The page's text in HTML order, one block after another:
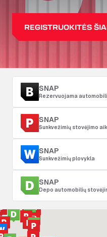
REGISTRUOKITĖS
SNAP
Rezervuojama
SNAP
Sunkvežimių stovėjimo
SNAP
Sunkvežimių plovykla
SNAP
Depo automobilių